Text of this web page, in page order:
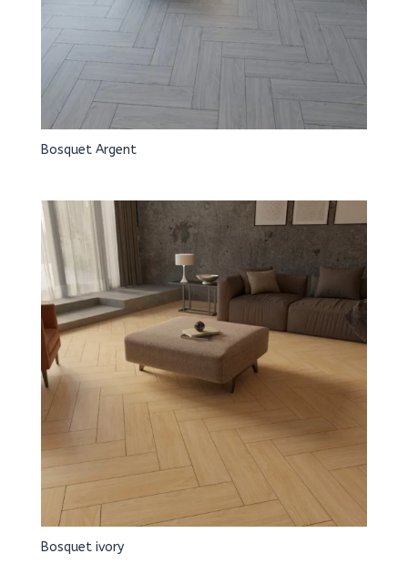
Bosquet Argent
Bosquet ivory